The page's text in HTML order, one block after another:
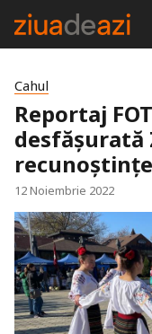
Cahul
Reportaj
desfășurată
12 Noiembrie 2022